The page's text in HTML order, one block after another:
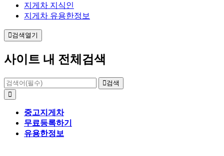
지게차 지식인
지게차 유용한정보
검색열기
사이트 내 전체검색
검색
중고지게차
무료등록하기
유용한정보